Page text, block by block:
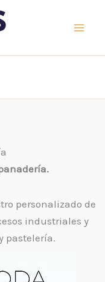
personalizado de
industriales y
pastelería.